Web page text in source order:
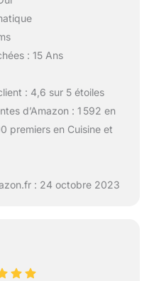
: 15 Ans
: 4,6 sur 5 étoiles
d’Amazon : 1 592 en
premiers en Cuisine et
: 24 octobre 2023